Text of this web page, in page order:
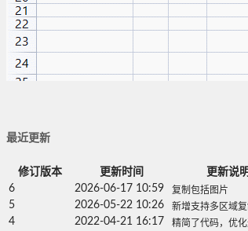
最近更新
修订版本 更新时间
更新说明
6
2026-06-17 10:59 复制包括图片
5 2026-05-22 10:26 新增支持多区域复
4 2022-04-21 16:17 精简了代码，优